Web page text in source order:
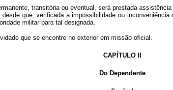
transitória ou eventual, será prestada
que, verificada a impossibilidade ou
militar para tal designada.
que se encontre no exterior em missão oficial.
CAPÍTULO II
Do Dependente